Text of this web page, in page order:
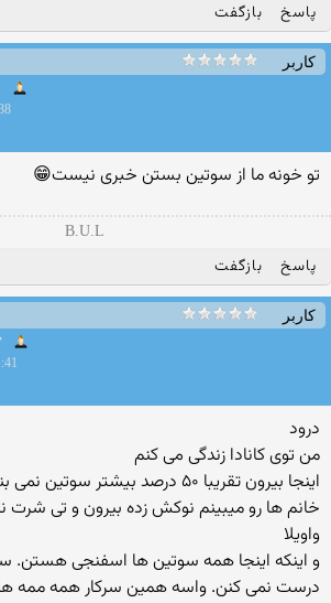
پاسخ بازگفت
کاربر
تو خونه ما از سوتین بستن خبری نیست😁
B.U.L
پاسخ بازگفت
کاربر
درود
من توی کانادا زندگی می کنم
اینجا بیرون تقریبا ۵۰ درصد بیشتر
خانم ها رو میبینم نوکش زده بیرون و تی
واویلا
و اینکه اینجا همه سوتین ها اسفنجی هستن.
درست نمی کنن. واسه همین سرکار همه